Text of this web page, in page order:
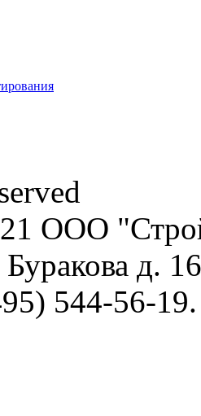
ООО
д.
544-56-